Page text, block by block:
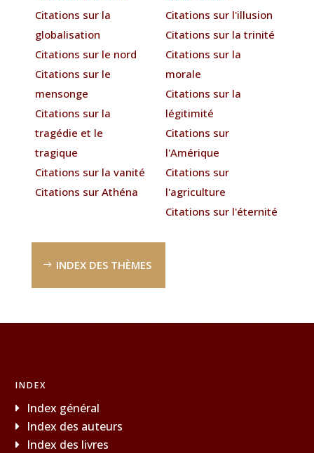
Citations sur la
globalisation
Citations sur le nord
Citations sur le
mensonge
Citations sur la
tragédie et le
tragique
Citations sur la vanité
Citations sur Athéna
Citations sur l'illusion
Citations sur la trinité
Citations sur la
morale
Citations sur la
légitimité
Citations sur
l'Amérique
Citations sur
l'agriculture
Citations sur l'éternité
INDEX DES THÈMES
INDEX
Index général
Index des auteurs
Index des livres